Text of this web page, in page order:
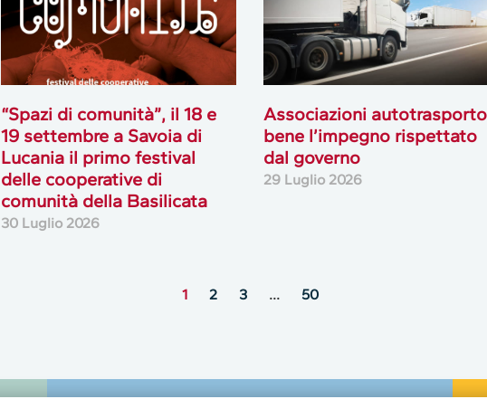
“Spazi di comunità”, il 18 e
19 settembre a Savoia di
Lucania il primo festival
delle cooperative di
comunità della Basilicata
30 Luglio 2026
Associazioni
bene l’impegno rispettato
dal governo
29 Luglio 2026
1 2 3 … 50